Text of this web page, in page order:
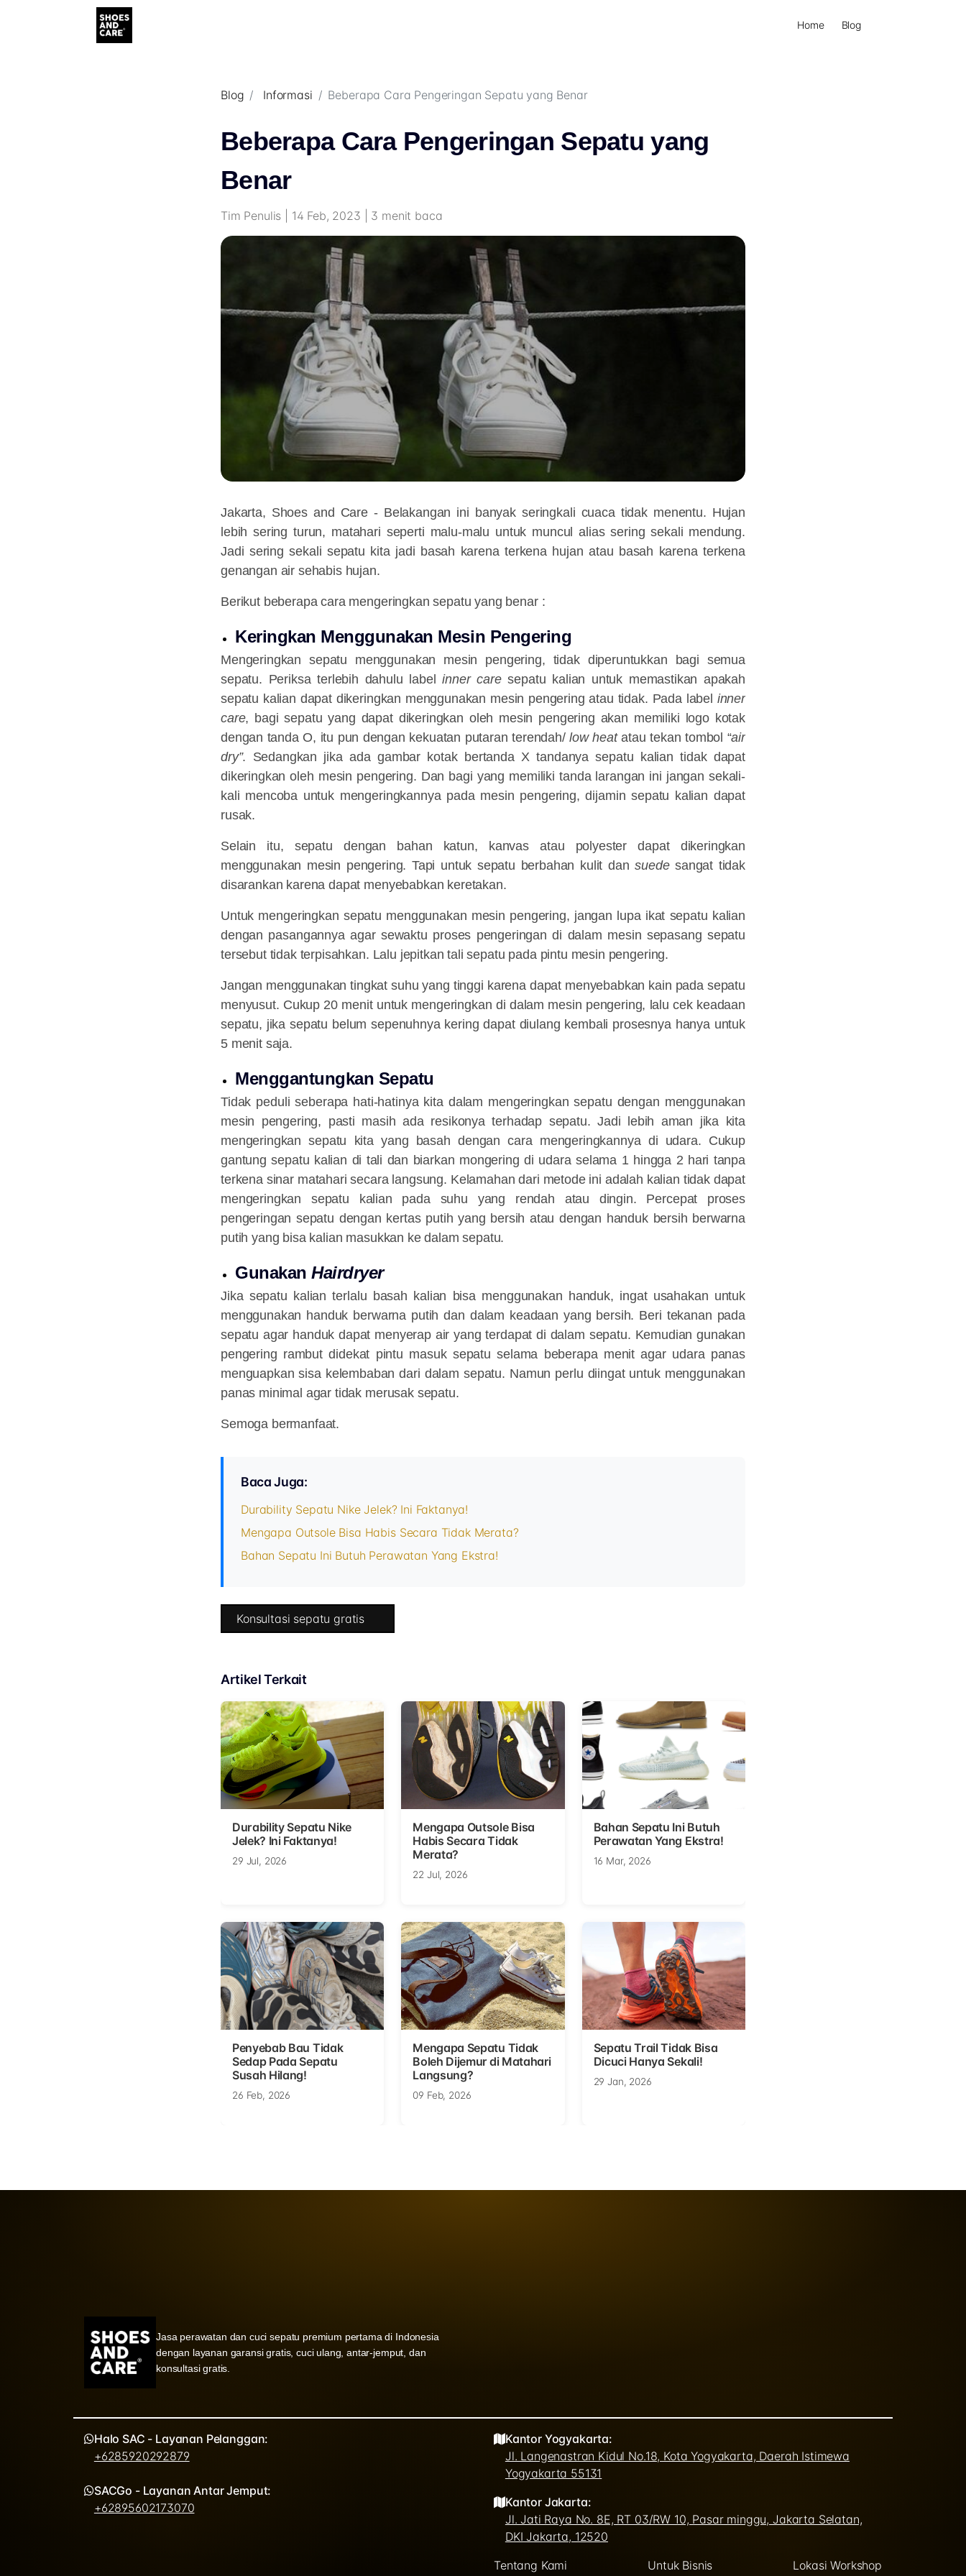
Home Blog
Blog Informasi Beberapa Cara Pengeringan Sepatu yang Benar
Beberapa Cara Pengeringan Sepatu yang
Benar
Tim Penulis | 14 Feb, 2023 | 3 menit baca
Jakarta, Shoes and Care - Belakangan ini banyak seringkali cuaca tidak menentu. Hujan
lebih sering turun, matahari seperti malu-malu untuk muncul alias sering sekali mendung.
Jadi sering sekali sepatu kita jadi basah karena terkena hujan atau basah karena terkena
genangan air sehabis hujan.
Berikut beberapa cara mengeringkan sepatu yang benar :
Keringkan Menggunakan Mesin Pengering
Mengeringkan sepatu menggunakan mesin pengering, tidak diperuntukkan bagi semua
sepatu. Periksa terlebih dahulu labelinner caresepatu kalian untuk memastikan apakah
sepatu kalian dapat dikeringkan menggunakan mesin pengering atau tidak. Pada label inner
care, bagi sepatu yang dapat dikeringkan oleh mesin pengering akan memiliki logo kotak
dengan tanda O, itu pun dengan kekuatan putaran terendah/low heatatau tekan tombol “air
dry”. Sedangkan jika ada gambar kotak bertanda X tandanya sepatu kalian tidak dapat
dikeringkan oleh mesin pengering. Dan bagi yang memiliki tanda larangan ini jangan sekali-
kali mencoba untuk mengeringkannya pada mesin pengering, dijamin sepatu kalian dapat
rusak.
Selain itu, sepatu dengan bahan katun, kanvas atau polyester dapat dikeringkan
menggunakan mesin pengering. Tapi untuk sepatu berbahan kulit dansuedesangat tidak
disarankan karena dapat menyebabkan keretakan.
Untuk mengeringkan sepatu menggunakan mesin pengering, jangan lupa ikat sepatu kalian
dengan pasangannya agar sewaktu proses pengeringan di dalam mesin sepasang sepatu
tersebut tidak terpisahkan. Lalu jepitkan tali sepatu pada pintu mesin pengering.
Jangan menggunakan tingkat suhu yang tinggi karena dapat menyebabkan kain pada sepatu
menyusut. Cukup 20 menit untuk mengeringkan di dalam mesin pengering, lalu cek keadaan
sepatu, jika sepatu belum sepenuhnya kering dapat diulang kembali prosesnya hanya untuk
5 menit saja.
Menggantungkan Sepatu
Tidak peduli seberapa hati-hatinya kita dalam mengeringkan sepatu dengan menggunakan
mesin pengering, pasti masih ada resikonya terhadap sepatu. Jadi lebih aman jika kita
mengeringkan sepatu kita yang basah dengan cara mengeringkannya di udara. Cukup
gantung sepatu kalian di tali dan biarkan mongering di udara selama 1 hingga 2 hari tanpa
terkena sinar matahari secara langsung. Kelamahan dari metode ini adalah kalian tidak dapat
mengeringkan sepatu kalian pada suhu yang rendah atau dingin. Percepat proses
pengeringan sepatu dengan kertas putih yang bersih atau dengan handuk bersih berwarna
putih yang bisa kalian masukkan ke dalam sepatu.
GunakanHairdryer
Jika sepatu kalian terlalu basah kalian bisa menggunakan handuk, ingat usahakan untuk
menggunakan handuk berwarna putih dan dalam keadaan yang bersih. Beri tekanan pada
sepatu agar handuk dapat menyerap air yang terdapat di dalam sepatu. Kemudian gunakan
pengering rambut didekat pintu masuk sepatu selama beberapa menit agar udara panas
menguapkan sisa kelembaban dari dalam sepatu. Namun perlu diingat untuk menggunakan
panas minimal agar tidak merusak sepatu.
Semoga bermanfaat.
Baca Juga:
Durability Sepatu Nike Jelek? Ini Faktanya!
Mengapa Outsole Bisa Habis Secara Tidak Merata?
Bahan Sepatu Ini Butuh Perawatan Yang Ekstra!
Konsultasi sepatu gratis
Artikel Terkait
Durability Sepatu Nike
Jelek? Ini Faktanya!
29 Jul, 2026
Mengapa Outsole Bisa
Habis Secara Tidak
Merata?
22 Jul, 2026
Bahan Sepatu Ini Butuh
Perawatan Yang Ekstra!
16 Mar, 2026
Penyebab Bau Tidak
Sedap Pada Sepatu
Susah Hilang!
26 Feb, 2026
Mengapa Sepatu Tidak
Boleh Dijemur di Matahari
Langsung?
09 Feb, 2026
Sepatu Trail Tidak Bisa
Dicuci Hanya Sekali!
29 Jan, 2026
Jasa perawatan dan cuci sepatu premium pertama di Indonesia
dengan layanan garansi gratis, cuci ulang, antar-jemput, dan
konsultasi gratis.
Halo SAC - Layanan Pelanggan:
+6285920292879
SACGo - Layanan Antar Jemput:
+62895602173070
Kantor Yogyakarta:
Jl. Langenastran Kidul No.18, Kota Yogyakarta, Daerah Istimewa
Yogyakarta 55131
Kantor Jakarta:
Jl. Jati Raya No. 8E, RT 03/RW 10, Pasar minggu, Jakarta Selatan,
DKI Jakarta, 12520
Tentang Kami
Untuk Bisnis Lokasi Workshop